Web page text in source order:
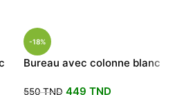
-18%
Bureau avec colonne blanc
550TND 449 TND